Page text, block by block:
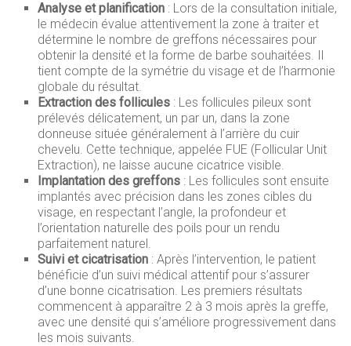
Analyse et planification : Lors de la consultation initiale,
le médecin évalue attentivement la zone à traiter et
détermine le nombre de greffons nécessaires pour
obtenir la densité et la forme de barbe souhaitées. Il
tient compte de la symétrie du visage et de l’harmonie
globale du résultat.
Extraction des follicules : Les follicules pileux sont
prélevés délicatement, un par un, dans la zone
donneuse située généralement à l’arrière du cuir
chevelu. Cette technique, appelée FUE (Follicular Unit
Extraction), ne laisse aucune cicatrice visible.
Implantation des greffons : Les follicules sont ensuite
implantés avec précision dans les zones cibles du
visage, en respectant l’angle, la profondeur et
l’orientation naturelle des poils pour un rendu
parfaitement naturel.
Suivi et cicatrisation : Après l’intervention, le patient
bénéficie d’un suivi médical attentif pour s’assurer
d’une bonne cicatrisation. Les premiers résultats
commencent à apparaître 2 à 3 mois après la greffe,
avec une densité qui s’améliore progressivement dans
les mois suivants.